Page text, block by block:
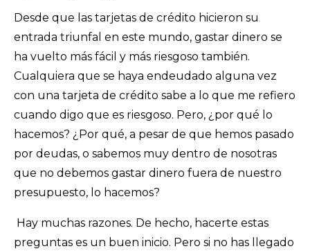
Desde que las tarjetas de crédito hicieron su
entrada triunfal en este mundo, gastar dinero se
ha vuelto más fácil y más riesgoso también.
Cualquiera que se haya endeudado alguna vez
con una tarjeta de crédito sabe a lo que me refiero
cuando digo que es riesgoso. Pero, ¿por qué lo
hacemos? ¿Por qué, a pesar de que hemos pasado
por deudas, o sabemos muy dentro de nosotras
que no debemos gastar dinero fuera de nuestro
presupuesto, lo hacemos?
Hay muchas razones. De hecho, hacerte estas
preguntas es un buen inicio. Pero si no has llegado